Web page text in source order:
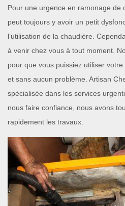
Pour une urgence en ramonage de
peut toujours y avoir un petit
l’utilisation de la chaudière.
à venir chez vous à tout moment.
pour que vous puissiez utiliser
et sans aucun problème. Artisan
spécialisée dans les services
nous faire confiance, nous avons
rapidement les travaux.